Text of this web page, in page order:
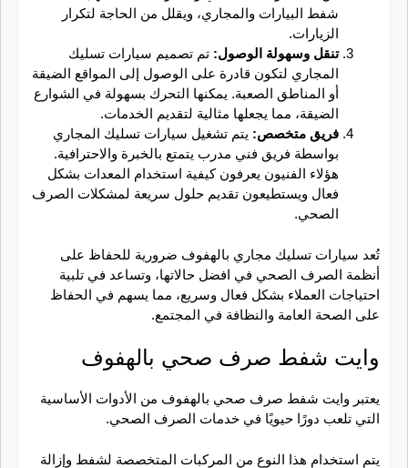
شفط البيارات والمجاري، ويقلل من الحاجة لتكرار
الزيارات.
تنقل وسهولة الوصول: تم تصميم سيارات تسليك
المجاري لتكون قادرة على الوصول إلى المواقع الضيقة
أو المناطق الصعبة. يمكنها التحرك بسهولة في الشوارع
الضيقة، مما يجعلها مثالية لتقديم الخدمات.
فريق متخصص: يتم تشغيل سيارات تسليك المجاري
بواسطة فريق فني مدرب يتمتع بالخبرة والاحترافية.
هؤلاء الفنيون يعرفون كيفية استخدام المعدات بشكل
فعال ويستطيعون تقديم حلول سريعة لمشكلات الصرف
الصحي.
تُعد سيارات تسليك مجاري بالهفوف ضرورية للحفاظ على
أنظمة الصرف الصحي في افضل حالاتها، وتساعد في تلبية
احتياجات العملاء بشكل فعال وسريع، مما يسهم في الحفاظ
على الصحة العامة والنظافة في المجتمع.
وايت شفط صرف صحي بالهفوف
يعتبر وايت شفط صرف صحي بالهفوف من الأدوات الأساسية
التي تلعب دورًا حيويًا في خدمات الصرف الصحي.
يتم استخدام هذا النوع من المركبات المتخصصة لشفط وإزالة